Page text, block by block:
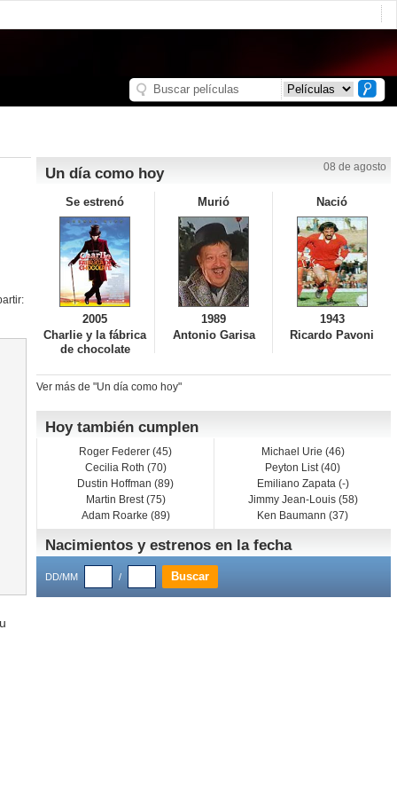
Un día como hoy 08 de agosto
Se estrenó
2005
Charlie y la fábrica
de chocolate
Murió
1989
Antonio Garisa
Nació
1943
Ricardo Pavoni
Ver más de "Un día como hoy"
Hoy también cumplen
Roger Federer (45)
Cecilia Roth (70)
Dustin Hoffman (89)
Martin Brest (75)
Adam Roarke (89)
Michael Urie (46)
Peyton List (40)
Emiliano Zapata (-)
Jimmy Jean-Louis (58)
Ken Baumann (37)
Nacimientos y estrenos en la fecha
DD/MM /